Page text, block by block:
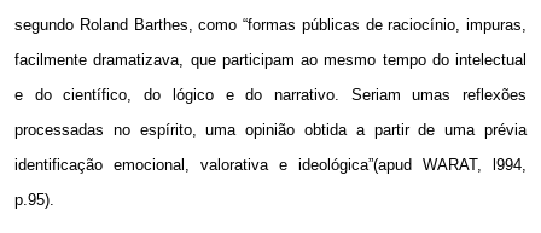
segundo Roland Barthes, como “formas públicas de raciocínio, impuras,
facilmente dramatizava, que participam ao mesmo tempo do intelectual
e do científico, do lógico e do narrativo. Seriam umas reflexões
processadas no espírito, uma opinião obtida a partir de uma prévia
identificação emocional, valorativa e ideológica”(apud WARAT, l994,
p.95).